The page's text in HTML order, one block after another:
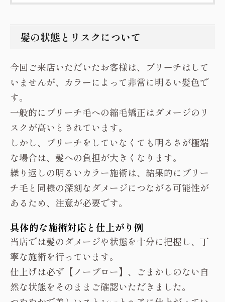
髪の状態とリスクについて
今回ご来店いただいたお客様は、ブリーチはして
いませんが、カラーによって非常に明るい髪色で
す。
一般的にブリーチ毛への縮毛矯正はダメージのリ
スクが高いとされています。
しかし、ブリーチをしていなくても明るさが極端
な場合は、髪への負担が大きくなります。
繰り返しの明るいカラー施術は、結果的にブリー
チ毛と同様の深刻なダメージにつながる可能性が
あるため、注意が必要です。
具体的な施術対応と仕上がり例
当店では髪のダメージや状態を十分に把握し、丁
寧な施術を行っています。
仕上げは必ず【ノーブロー】、ごまかしのない自
然な状態をそのままご確認いただきました。